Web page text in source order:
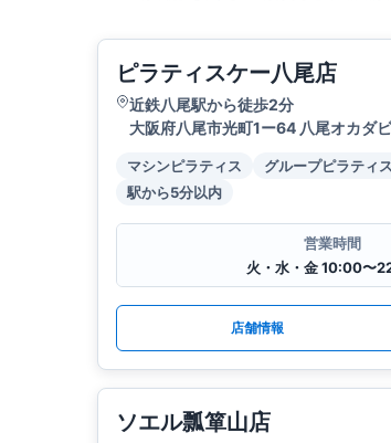
ピラティスケー八尾店
近鉄八尾駅から徒歩2分
大阪府八尾市光町1ー64 八尾オカダ
マシンピラティス グループピラティス
駅から5分以内
営業時間
火・水・金 10:00〜
店舗情報
ソエル瓢箪山店